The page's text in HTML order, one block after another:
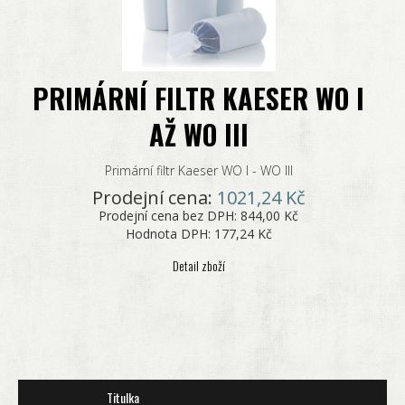
PRIMÁRNÍ FILTR KAESER WO I
AŽ WO III
Primární filtr Kaeser WO I - WO III
Prodejní cena: 1021,24 Kč
Prodejní cena bez DPH:844,00 Kč
Hodnota DPH: 177,24 Kč
Detail zboží
Titulka